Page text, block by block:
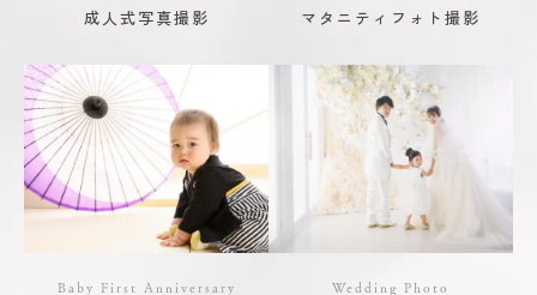
成人式写真撮影 マタニティフォト撮影
Baby First Anniversary Wedding Photo